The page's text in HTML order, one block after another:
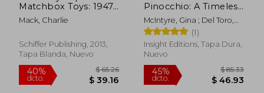
Matchbox Toys: 1947-
2001 (en Inglés)
Mack, Charlie
Schiffer Publishing, 2013,
Tapa Blanda, Nuevo
Pinocchio: A Timeless
Tale Told Anew (en
Inglés)
McIntyre, Gina ; Del Toro,
Guillermo
(1)
Insight Editions, Tapa Dura,
Nuevo